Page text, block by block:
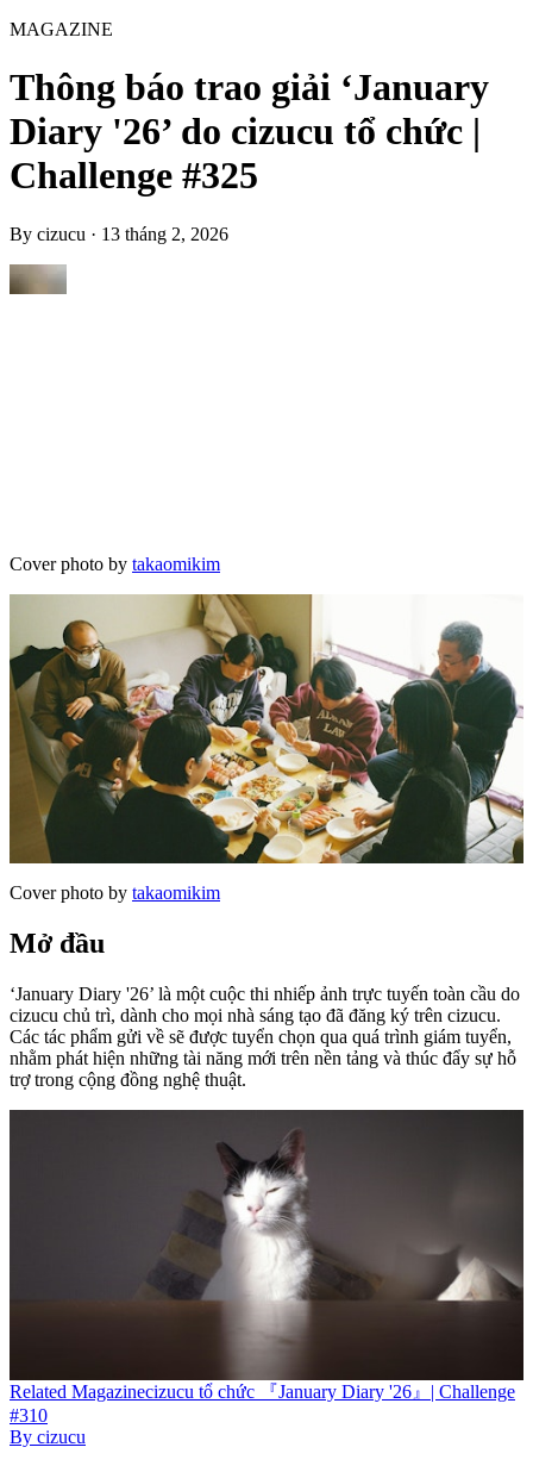
MAGAZINE
Thông báo trao giải ‘January
Diary '26’ do cizucu tổ chức |
Challenge #325
By cizucu · 13 tháng 2, 2026
Cover photo by takaomikim
Cover photo by takaomikim
Mở đầu
‘January Diary '26’ là một cuộc thi nhiếp ảnh trực tuyến toàn cầu do
cizucu chủ trì, dành cho mọi nhà sáng tạo đã đăng ký trên cizucu.
Các tác phẩm gửi về sẽ được tuyển chọn qua quá trình giám tuyển,
nhằm phát hiện những tài năng mới trên nền tảng và thúc đẩy sự hỗ
trợ trong cộng đồng nghệ thuật.
Related Magazinecizucu tổ chức 『January Diary '26』| Challenge
#310
By cizucu